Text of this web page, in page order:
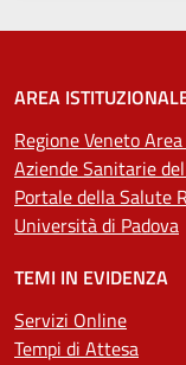
AREA
Regione Veneto
Aziende Sanitarie
Portale della Salute
Università di Padova
TEMI IN EVIDENZA
Servizi Online
Tempi di Attesa